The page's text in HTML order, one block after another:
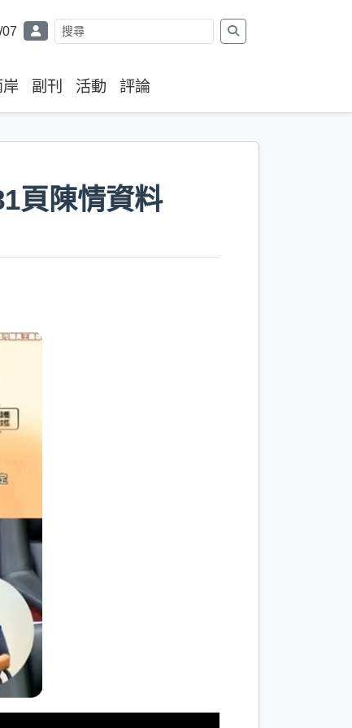
岸 副刊 活動 評論
頁陳情資料